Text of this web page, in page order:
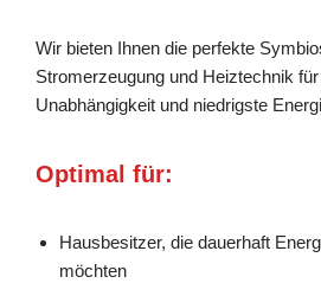
Wir bieten Ihnen die perfekte
Stromerzeugung und Heiztechnik
Unabhängigkeit und niedrigste
Optimal für:
Hausbesitzer, die dauerhaft
möchten